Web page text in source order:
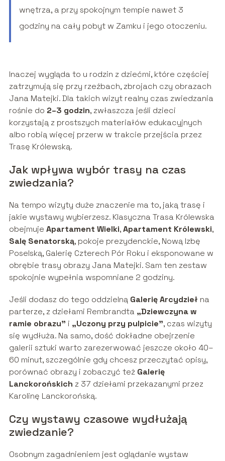
wnętrza, a przy spokojnym tempie nawet 3
godziny na cały pobyt w Zamku i jego otoczeniu.
Inaczej wygląda to u rodzin z dziećmi, które częściej
zatrzymują się przy rzeźbach, zbrojach czy obrazach
Jana Matejki. Dla takich wizyt realny czas zwiedzania
rośnie do 2–3 godzin, zwłaszcza jeśli dzieci
korzystają z prostszych materiałów edukacyjnych
albo robią więcej przerw w trakcie przejścia przez
Trasę Królewską.
Jak wpływa wybór trasy na czas
zwiedzania?
Na tempo wizyty duże znaczenie ma to, jaką trasę i
jakie wystawy wybierzesz. Klasyczna Trasa Królewska
obejmuje Apartament Wielki,Apartament Królewski,
Salę Senatorską, pokoje prezydenckie, Nową Izbę
Poselską, Galerię Czterech Pór Roku i eksponowane w
obrębie trasy obrazy Jana Matejki. Sam ten zestaw
spokojnie wypełnia wspomniane 2 godziny.
Jeśli dodasz do tego oddzielną Galerię Arcydziełna
parterze, z dziełami Rembrandta „Dziewczyna w
ramie obrazu” i „Uczony przy pulpicie”, czas wizyty
się wydłuża. Na samo, dość dokładne obejrzenie
galerii sztuki warto zarezerwować jeszcze około 40–
60 minut, szczególnie gdy chcesz przeczytać opisy,
porównać obrazy i zobaczyć też Galerię
Lanckorońskich z 37 dziełami przekazanymi przez
Karolinę Lanckorońską.
Czy wystawy czasowe wydłużają
zwiedzanie?
Osobnym zagadnieniem jest oglądanie wystaw